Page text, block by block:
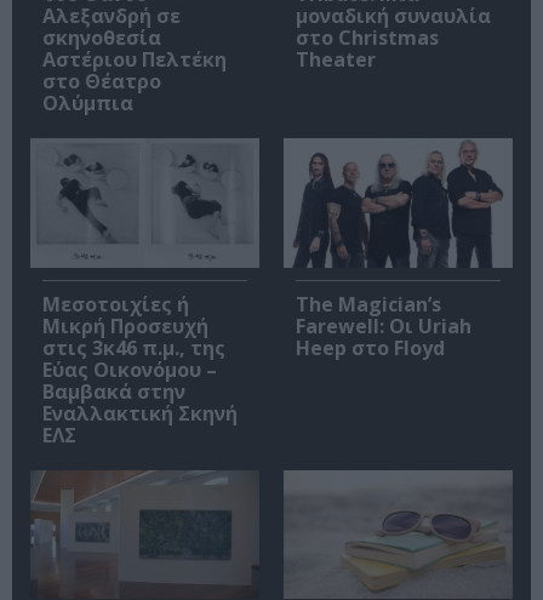
Αλεξανδρή σε
σκηνοθεσία
Αστέριου Πελτέκη
στο Θέατρο
Ολύμπια
μοναδική συναυλία
στο Christmas
Theater
Μεσοτοιχίες ή
Μικρή Προσευχή
στις 3κ46 π.μ., της
Εύας Οικονόμου –
Βαμβακά στην
Εναλλακτική Σκηνή
ΕΛΣ
The Magician’s
Farewell: Οι Uriah
Heep στο Floyd